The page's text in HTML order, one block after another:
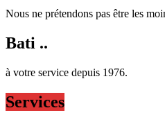
Nous ne prétendons pas être les
Bati ..
à votre service depuis 1976.
Services